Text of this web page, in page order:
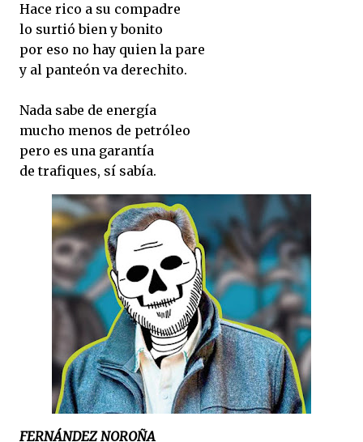
Hace rico a su compadre
lo surtió bien y bonito
por eso no hay quien la pare
y al panteón va derechito.
Nada sabe de energía
mucho menos de petróleo
pero es una garantía
de trafiques, sí sabía.
FERNÁNDEZ NOROÑA